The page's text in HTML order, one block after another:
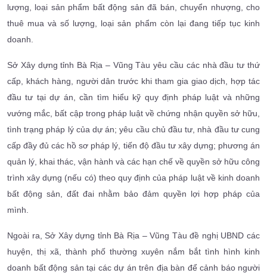
lượng, loại sản phẩm bất động sản đã bán, chuyển nhượng, cho
thuê mua và số lượng, loại sản phẩm còn lại đang tiếp tục kinh
doanh.
Sở Xây dựng tỉnh Bà Rịa – Vũng Tàu yêu cầu các nhà đầu tư thứ
cấp, khách hàng, người dân trước khi tham gia giao dịch, hợp tác
đầu tư tại dự án, cần tìm hiểu kỹ quy định pháp luật và những
vướng mắc, bất cập trong pháp luật về chứng nhận quyền sở hữu,
tình trạng pháp lý của dự án; yêu cầu chủ đầu tư, nhà đầu tư cung
cấp đầy đủ các hồ sơ pháp lý, tiến độ đầu tư xây dựng; phương án
quản lý, khai thác, vận hành và các hạn chế về quyền sở hữu công
trình xây dựng (nếu có) theo quy định của pháp luật về kinh doanh
bất động sản, đất đai nhằm bảo đảm quyền lợi hợp pháp của
mình.
Ngoài ra, Sở Xây dựng tỉnh Bà Rịa – Vũng Tàu đề nghị UBND các
huyện, thị xã, thành phố thường xuyên nắm bắt tình hình kinh
doanh bất động sản tại các dự án trên địa bàn để cảnh báo người